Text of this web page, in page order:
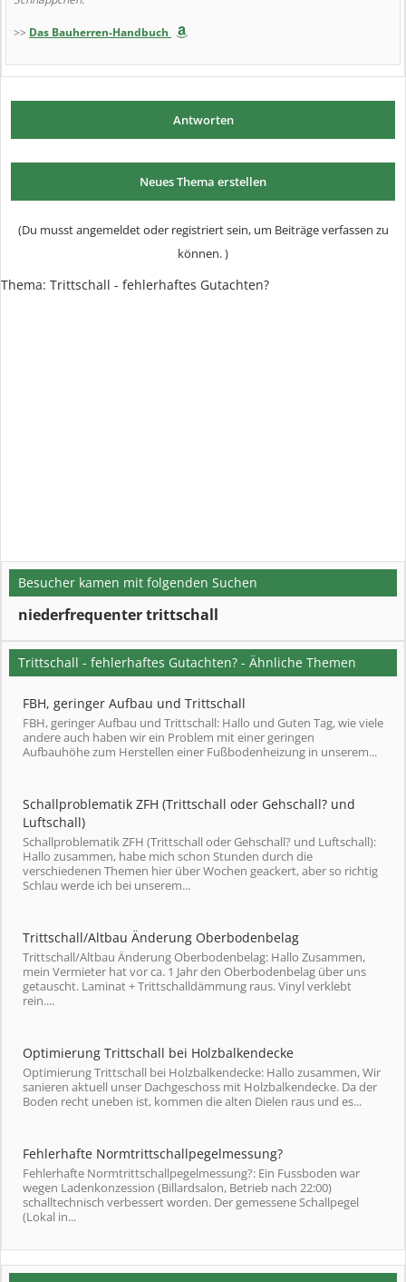
>> Das Bauherren-Handbuch
Antworten
Neues Thema erstellen
(Du musst angemeldet oder registriert sein, um Beiträge verfassen zu
können. )
Thema: Trittschall - fehlerhaftes Gutachten?
Besucher kamen mit folgenden Suchen
niederfrequenter trittschall
Trittschall - fehlerhaftes Gutachten? - Ähnliche Themen
FBH, geringer Aufbau und Trittschall
FBH, geringer Aufbau und Trittschall: Hallo und Guten Tag, wie viele
andere auch haben wir ein Problem mit einer geringen
Aufbauhöhe zum Herstellen einer Fußbodenheizung in unserem...
Schallproblematik ZFH (Trittschall oder Gehschall? und
Luftschall)
Schallproblematik ZFH (Trittschall oder Gehschall? und Luftschall):
Hallo zusammen, habe mich schon Stunden durch die
verschiedenen Themen hier über Wochen geackert, aber so richtig
Schlau werde ich bei unserem...
Trittschall/Altbau Änderung Oberbodenbelag
Trittschall/Altbau Änderung Oberbodenbelag: Hallo Zusammen,
mein Vermieter hat vor ca. 1 Jahr den Oberbodenbelag über uns
getauscht. Laminat + Trittschalldämmung raus. Vinyl verklebt
rein....
Optimierung Trittschall bei Holzbalkendecke
Optimierung Trittschall bei Holzbalkendecke: Hallo zusammen, Wir
sanieren aktuell unser Dachgeschoss mit Holzbalkendecke. Da der
Boden recht uneben ist, kommen die alten Dielen raus und es...
Fehlerhafte Normtrittschallpegelmessung?
Fehlerhafte Normtrittschallpegelmessung?: Ein Fussboden war
wegen Ladenkonzession (Billardsalon, Betrieb nach 22:00)
schalltechnisch verbessert worden. Der gemessene Schallpegel
(Lokal in...